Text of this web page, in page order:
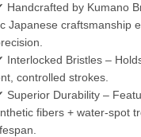
Handcrafted by Kumano
Japanese craftsmanship
Interlocked Bristles –
controlled strokes.
Superior Durability –
fibers + water-spot